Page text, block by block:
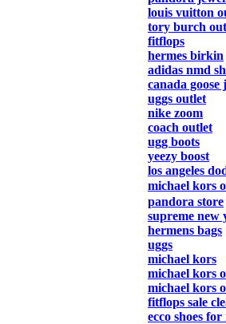
louis vuitton
tory burch
fitflops
hermes birkin
adidas nmd
canada goose
uggs outlet
nike zoom
coach outlet
ugg boots
yeezy boost
los angeles
michael kors
pandora store
supreme new
hermens bags
uggs
michael kors
michael kors
michael kors
fitflops sale
ecco shoes for